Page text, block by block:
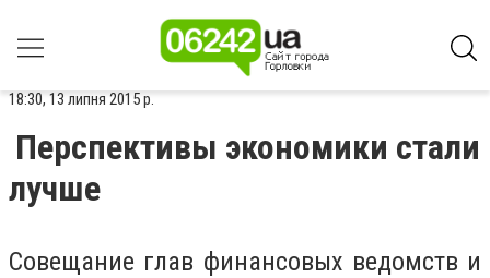
18:30, 13 липня 2015 р.
Перспективы экономики стали
лучше
Совещание глав финансовых ведомств и